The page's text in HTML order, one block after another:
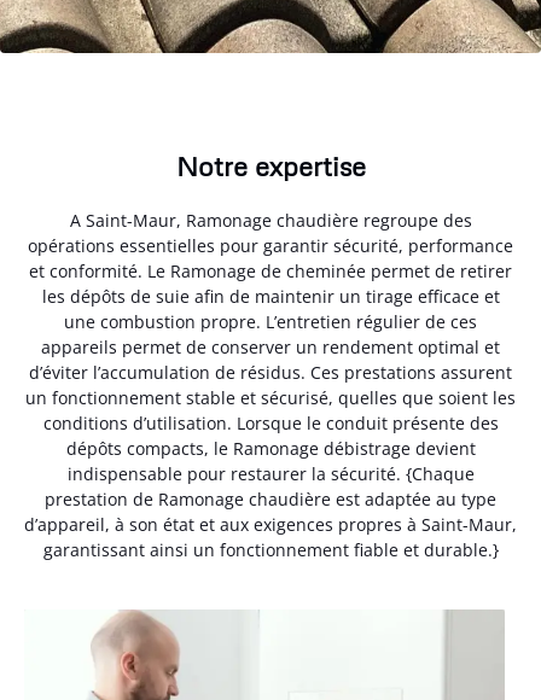
Notre expertise
A Saint-Maur, Ramonage chaudière regroupe des
opérations essentielles pour garantir sécurité, performance
et conformité. Le Ramonage de cheminée permet de retirer
les dépôts de suie afin de maintenir un tirage efficace et
une combustion propre. L’entretien régulier de ces
appareils permet de conserver un rendement optimal et
d’éviter l’accumulation de résidus. Ces prestations assurent
un fonctionnement stable et sécurisé, quelles que soient les
conditions d’utilisation. Lorsque le conduit présente des
dépôts compacts, le Ramonage débistrage devient
indispensable pour restaurer la sécurité. {Chaque
prestation de Ramonage chaudière est adaptée au type
d’appareil, à son état et aux exigences propres à Saint-Maur,
garantissant ainsi un fonctionnement fiable et durable.}